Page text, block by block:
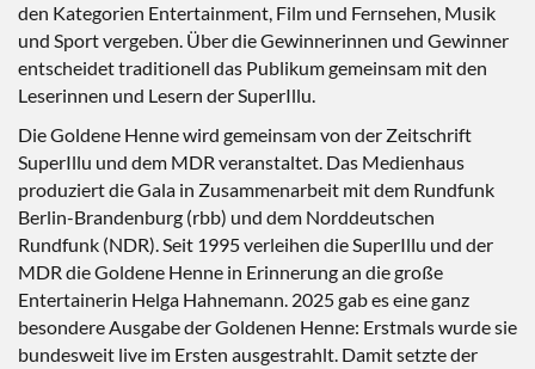
den Kategorien Entertainment, Film und Fernsehen, Musik
und Sport vergeben. Über die Gewinnerinnen und Gewinner
entscheidet traditionell das Publikum gemeinsam mit den
Leserinnen und Lesern der SuperIllu.
Die Goldene Henne wird gemeinsam von der Zeitschrift
SuperIllu und dem MDR veranstaltet. Das Medienhaus
produziert die Gala in Zusammenarbeit mit dem Rundfunk
Berlin-Brandenburg (rbb) und dem Norddeutschen
Rundfunk (NDR). Seit 1995 verleihen die SuperIllu und der
MDR die Goldene Henne in Erinnerung an die große
Entertainerin Helga Hahnemann. 2025 gab es eine ganz
besondere Ausgabe der Goldenen Henne: Erstmals wurde sie
bundesweit live im Ersten ausgestrahlt. Damit setzte der